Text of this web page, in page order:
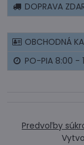
DOPRAVA
OBCHODNÁ
PO-PIA 8:00 -
Predvoľby